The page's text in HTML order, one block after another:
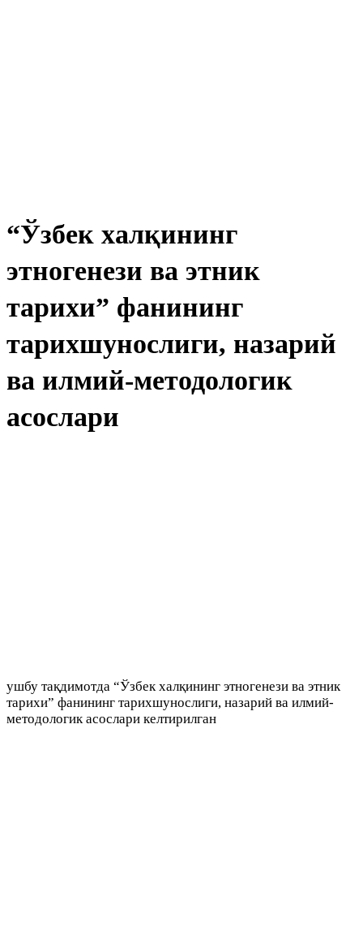
“Ўзбек халқининг
этногенези ва этник
тарихи” фанининг
тарихшунослиги, назарий
ва илмий-методологик
асослари
ушбу тақдимотда “Ўзбек халқининг этногенези ва этник
тарихи” фанининг тарихшунослиги, назарий ва илмий-
методологик асослари келтирилган